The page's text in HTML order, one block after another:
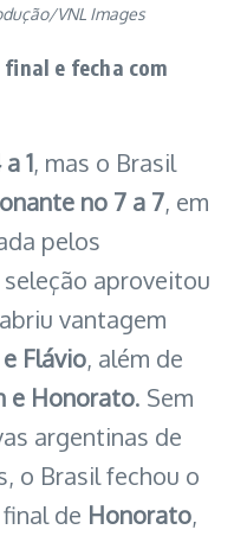
VNL Images
e fecha com
1, mas o Brasil
no 7 a 7, em
pelos
aproveitou
vantagem
Flávio, além de
e Honorato. Sem
argentinas de
o Brasil fechou o
de Honorato,